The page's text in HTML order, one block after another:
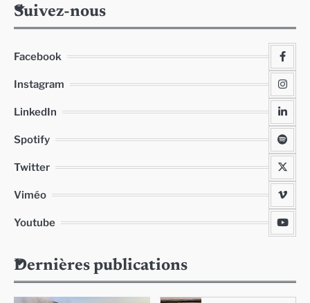
Suivez-nous
Facebook
Instagram
LinkedIn
Spotify
Twitter
Viméo
Youtube
Dernières publications